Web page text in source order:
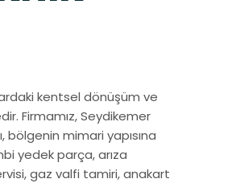
kentsel dönüşüm ve
Firmamız, Seydikemer
mimari yapısına
yedek parça, arıza
gaz valfi tamiri, anakart